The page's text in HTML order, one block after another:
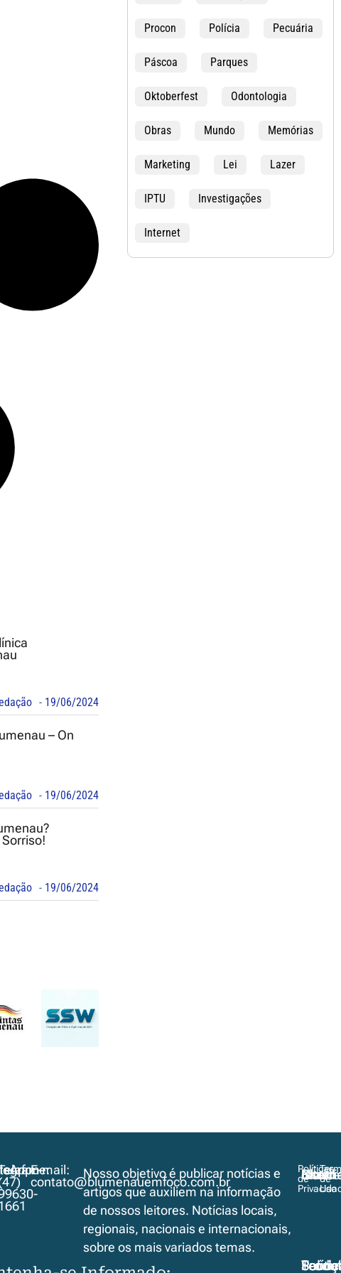
- 19/06/2024
– On
- 19/06/2024
- 19/06/2024
Procon Polícia Pecuária
Páscoa Parques
Oktoberfest Odontologia
Obras Mundo Memórias
Marketing Lei Lazer
IPTU Investigações
Internet
Brasil
Lazer
Saúde
E-mail:
contato@blumenauemfoco.com.br
Nosso objetivo é publicar notícias e
artigos que auxiliem na informação
de nossos leitores. Notícias locais,
regionais, nacionais e internacionais,
sobre os mais variados temas.
Políticas
de
de
Uso